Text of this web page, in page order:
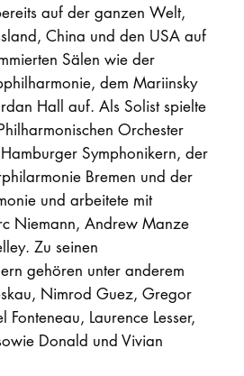
auf der ganzen Welt,
China und den USA auf
Sälen wie der
dem Mariinsky
Hall auf. Als Solist spielte
Orchester
Symphonikern, der
Bremen und der
und arbeitete mit
Niemann, Andrew Manze
Zu seinen
gehören unter anderem
Nimrod Guez, Gregor
Fonteneau, Laurence Lesser,
Donald und Vivian